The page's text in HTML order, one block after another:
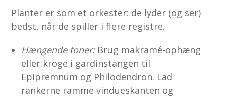
Planter er som et orkester: de lyder (og ser)
bedst, når de spiller i flere registre.
Hængende toner:Brug makramé-ophæng
eller kroge i gardinstangen til
Epipremnum og Philodendron. Lad
rankerne ramme vindueskanten og